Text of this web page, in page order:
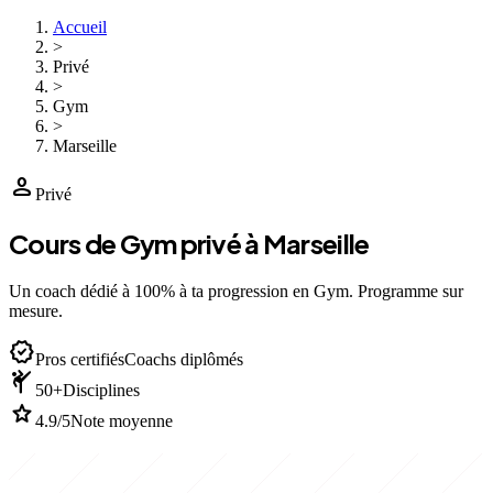
Accueil
>
Privé
>
Gym
>
Marseille
person Privé
Cours de Gym privé à Marseille
Un coach dédié à 100% à ta progression en Gym. Programme sur
mesure.
verifiedPros certifiésCoachs diplômés
sports_martial_arts 50+Disciplines
star4.9/5Note moyenne